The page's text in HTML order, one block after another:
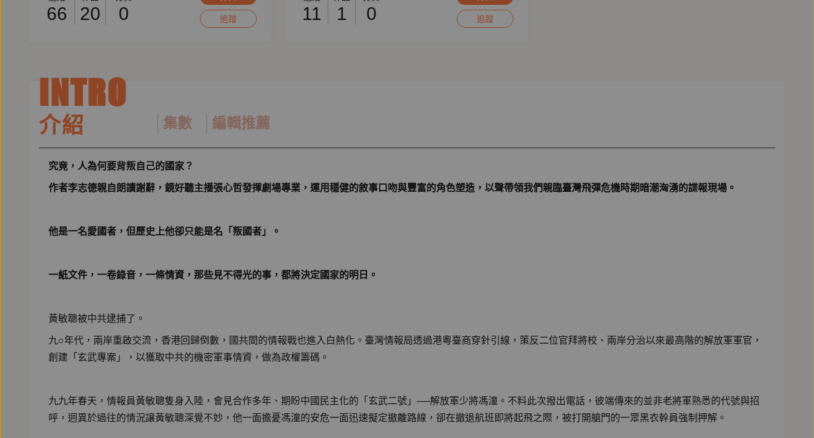
66 20 0 追蹤 11 1 0 追蹤
INTRO
介紹 集數 編輯推薦
究竟，人為何要背叛自己的國家？
作者李志德親自朗讀謝辭，鏡好聽主播張心哲發揮劇場專業，運用穩健的敘事口吻與豐富的角色塑造，以聲帶領我們親臨臺灣飛彈危機時期暗潮洶湧的諜報現場。
他是一名愛國者，但歷史上他卻只能是名「叛國者」。
一紙文件，一卷錄音，一條情資，那些見不得光的事，都將決定國家的明日。
黃敏聰被中共逮捕了。
九○年代，兩岸重啟交流，香港回歸倒數，國共間的情報戰也進入白熱化。臺灣情報局透過港粵臺商穿針引線，策反二位官拜將校、兩岸分治以來最高階的解放軍軍官，
創建「玄武專案」，以獲取中共的機密軍事情資，做為政權籌碼。
九九年春天，情報員黃敏聰隻身入陸，會見合作多年、期盼中國民主化的「玄武二號」──解放軍少將馮潼。不料此次撥出電話，彼端傳來的並非老將軍熟悉的代號與招
呼，迥異於過往的情況讓黃敏聰深覺不妙，他一面擔憂馮潼的安危一面迅速擬定撤離路線，卻在撤退航班即將起飛之際，被打開艙門的一眾黑衣幹員強制押解。